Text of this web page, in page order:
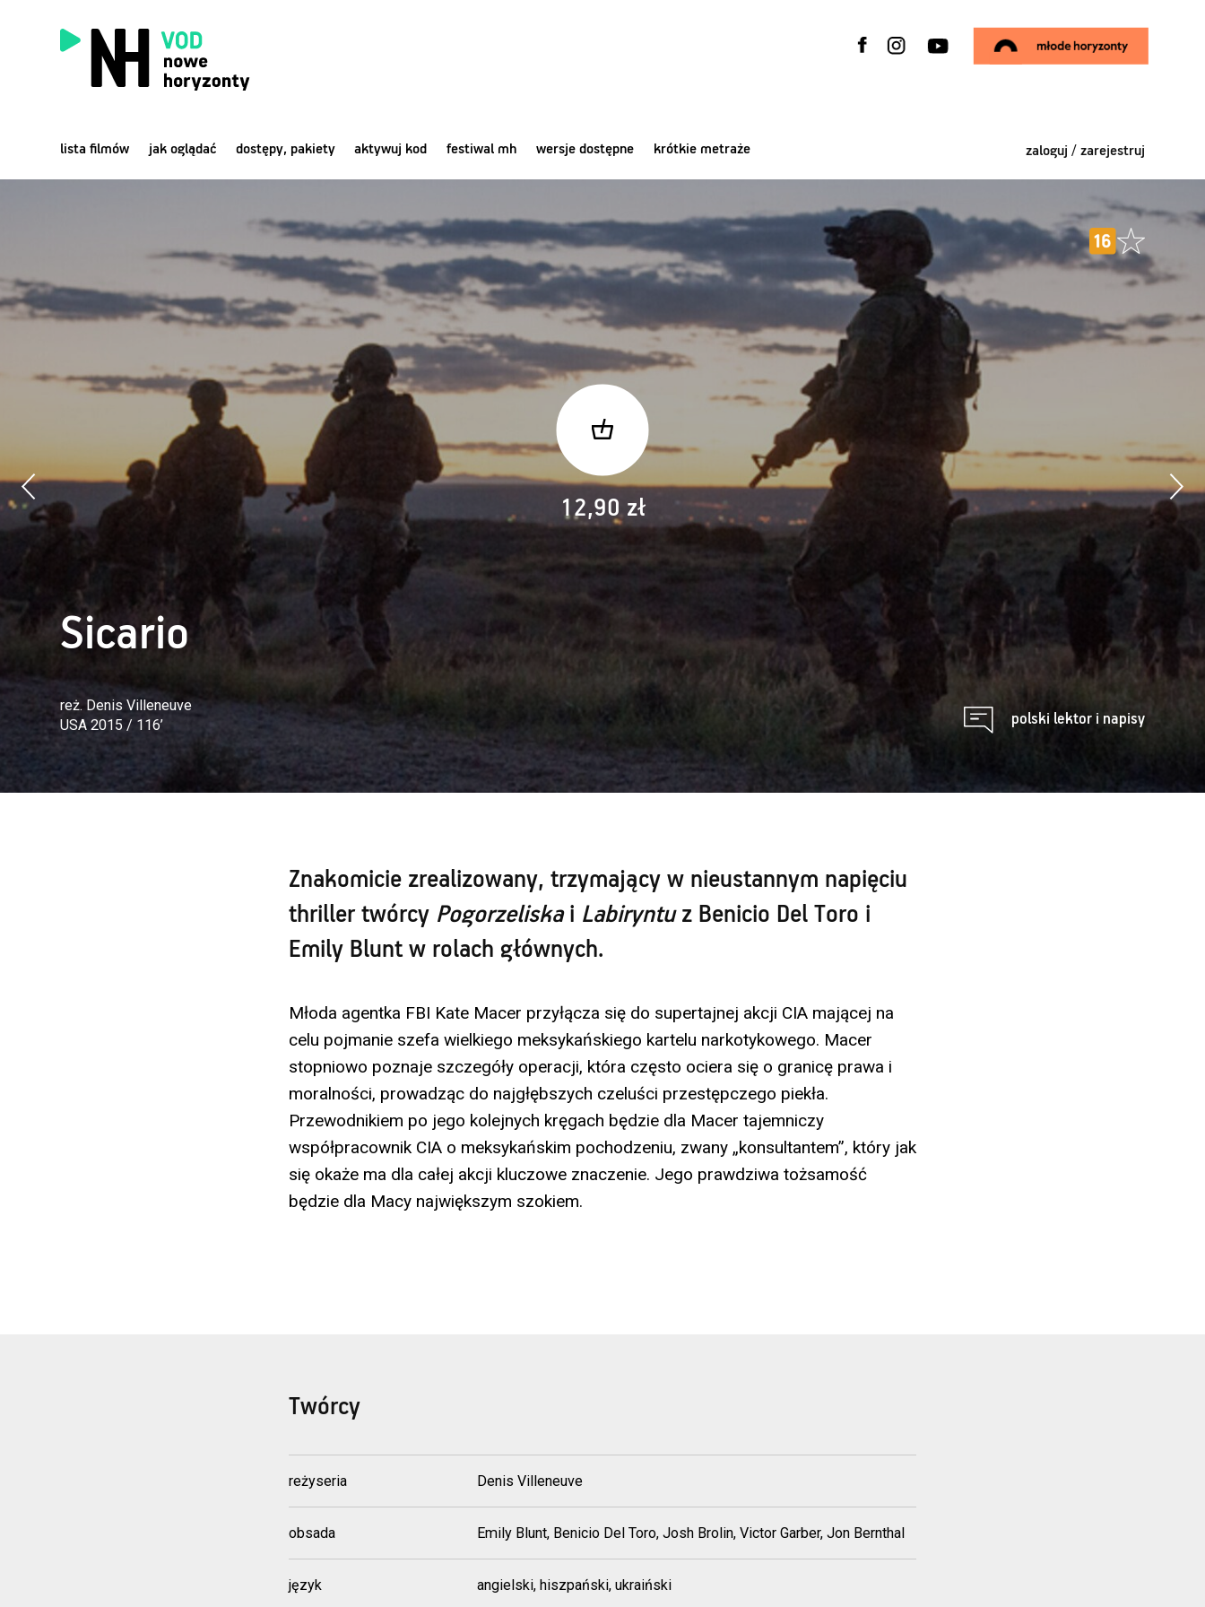
lista filmów jak oglądać dostępy, pakiety aktywuj kod festiwal mh wersje dostępne krótkie metraże zaloguj / zarejestruj
12,90 zł
Sicario
reż. Denis Villeneuve
USA 2015 / 116’
polski lektor i napisy
Znakomicie zrealizowany, trzymający w nieustannym napięciu
thriller twórcy Pogorzeliskai Labiryntuz Benicio Del Toro i
Emily Blunt w rolach głównych.
Młoda agentka FBI Kate Macer przyłącza się do supertajnej akcji CIA mającej na
celu pojmanie szefa wielkiego meksykańskiego kartelu narkotykowego. Macer
stopniowo poznaje szczegóły operacji, która często ociera się o granicę prawa i
moralności, prowadząc do najgłębszych czeluści przestępczego piekła.
Przewodnikiem po jego kolejnych kręgach będzie dla Macer tajemniczy
współpracownik CIA o meksykańskim pochodzeniu, zwany „konsultantem”, który jak
się okaże ma dla całej akcji kluczowe znaczenie. Jego prawdziwa tożsamość
będzie dla Macy największym szokiem.
Twórcy
reżyseria Denis Villeneuve
obsada Emily Blunt, Benicio Del Toro, Josh Brolin, Victor Garber, Jon Bernthal
język angielski, hiszpański, ukraiński